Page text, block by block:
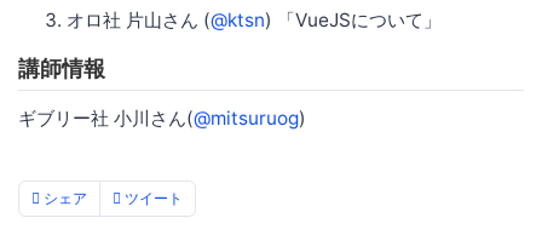
オロ社 片山さん (@ktsn) 「VueJSについて」
講師情報
ギブリー社 小川さん(@mitsuruog)
シェア ツイート